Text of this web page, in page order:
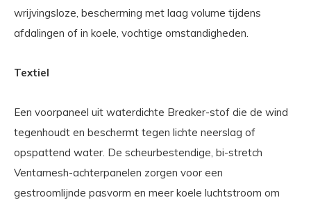
wrijvingsloze, bescherming met laag volume tijdens
afdalingen of in koele, vochtige omstandigheden.
Textiel
Een voorpaneel uit waterdichte Breaker-stof die de wind
tegenhoudt en beschermt tegen lichte neerslag of
opspattend water. De scheurbestendige, bi-stretch
Ventamesh-achterpanelen zorgen voor een
gestroomlijnde pasvorm en meer koele luchtstroom om